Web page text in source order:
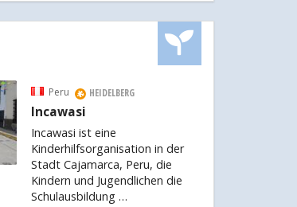
Peru HEIDELBERG
Incawasi
Incawasi ist eine
Kinderhilfsorganisation in der
Stadt Cajamarca, Peru, die
Kindern und Jugendlichen die
Schulausbildung …